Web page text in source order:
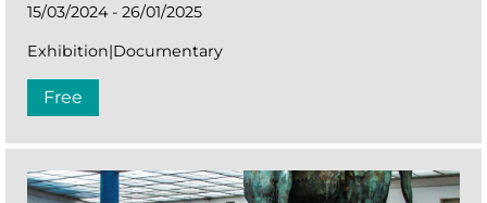
15/03/2024 - 26/01/2025
Exhibition|Documentary
Free